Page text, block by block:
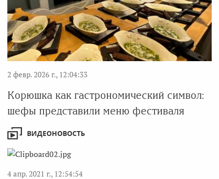
2 февр. 2026 г., 12:04:33
Корюшка как гастрономический символ:
шефы представили меню фестиваля
ВИДЕОНОВОСТЬ
4 апр. 2021 г., 12:54:54